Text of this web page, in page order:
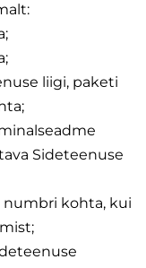
liigi, paketi
Sideteenuse
numbri kohta, kui